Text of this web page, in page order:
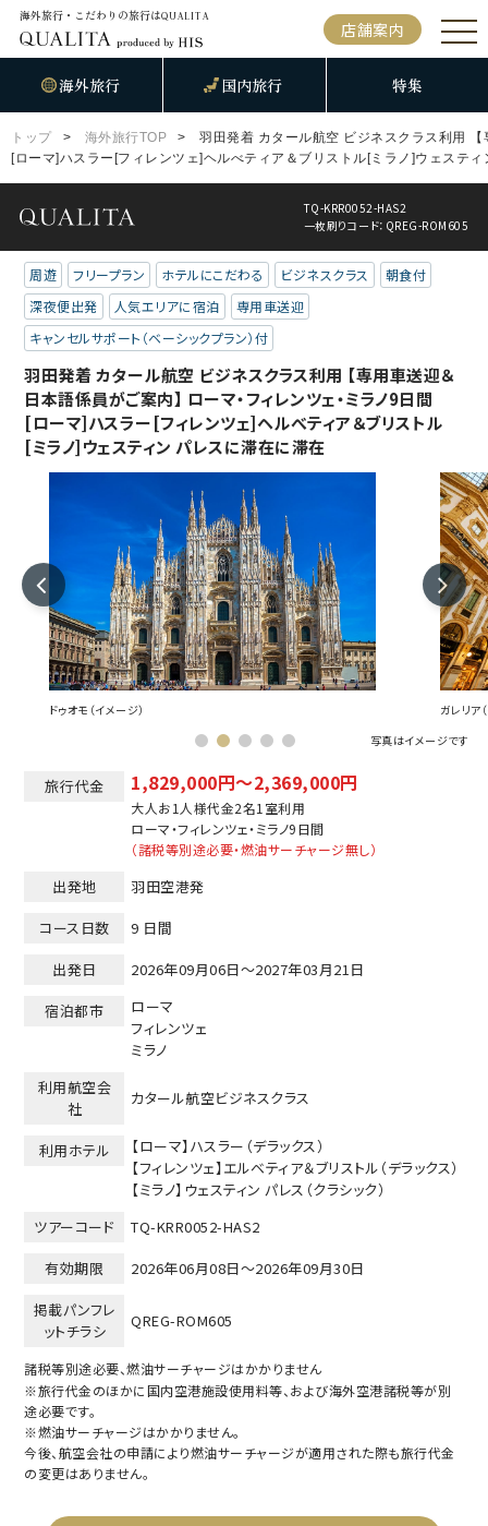
海外旅行・こだわりの旅行はQUALITA
店舗案内
海外旅行 国内旅行 特集
トップ 海外旅行TOP
羽田発着 カタール航空 ビジネスクラス利用
[ローマ]ハスラー[フィレンツェ]ヘルべティア＆ブリストル[ミラノ]ウェステ
TQ-KRR0052-HAS2
一枚刷りコード：QREG-ROM605
周遊 フリープラン ホテルにこだわる ビジネスクラス
朝食付
深夜便出発
人気エリアに宿泊
専用車送迎
キャンセルサポート（ベーシックプラン）付
羽田発着 カタール航空 ビジネスクラス利用 【専用車送迎＆
日本語係員がご案内】 ローマ・フィレンツェ・ミラノ9日間
[ローマ]ハスラー[フィレンツェ]ヘルべティア＆ブリストル
[ミラノ]ウェスティン パレスに滞在に滞在
ドゥオモ（イメージ）
ガレリア
写真はイメージです
旅行代金 1,829,000円～2,369,000円
大人お1人様代金2名1室利用
ローマ フィレンツェ ミラノ9日間
（諸税等別途必要・燃油サーチャージ無し）
出発地
羽田空港発
コース日数
9 日間
出発日
2026年09月06日～2027年03月21日
宿泊都市
ローマ
フィレンツェ
ミラノ
利用航空会
社
カタール航空ビジネスクラス
利用ホテル
【ローマ】ハスラー（デラックス）
【フィレンツェ】エルベティア＆ブリストル（デラックス）
【ミラノ】ウェスティン パレス（クラシック）
ツアーコード
TQ-KRR0052-HAS2
有効期限
2026年06月08日～2026年09月30日
掲載パンフレ
ットチラシ
QREG-ROM605
諸税等別途必要、燃油サーチャージはかかりません
※旅行代金のほかに国内空港施設使用料等、および海外空港諸税等が別
途必要です。
※燃油サーチャージはかかりません。
今後、航空会社の申請により燃油サーチャージが適用された際も旅行代金
の変更はありません。